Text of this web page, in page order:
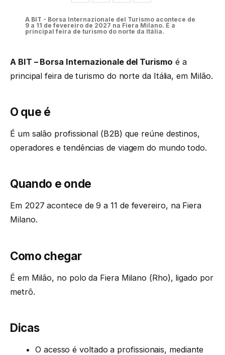
A BIT - Borsa Internazionale del Turismo acontece de
9 a 11 de fevereiro de 2027 na Fiera Milano. É a
principal feira de turismo do norte da Itália.
A BIT – Borsa Internazionale del Turismo é a
principal feira de turismo do norte da Itália, em Milão.
O que é
É um salão profissional (B2B) que reúne destinos,
operadores e tendências de viagem do mundo todo.
Quando e onde
Em 2027 acontece de 9 a 11 de fevereiro, na Fiera
Milano.
Como chegar
É em Milão, no polo da Fiera Milano (Rho), ligado por
metrô.
Dicas
O acesso é voltado a profissionais, mediante